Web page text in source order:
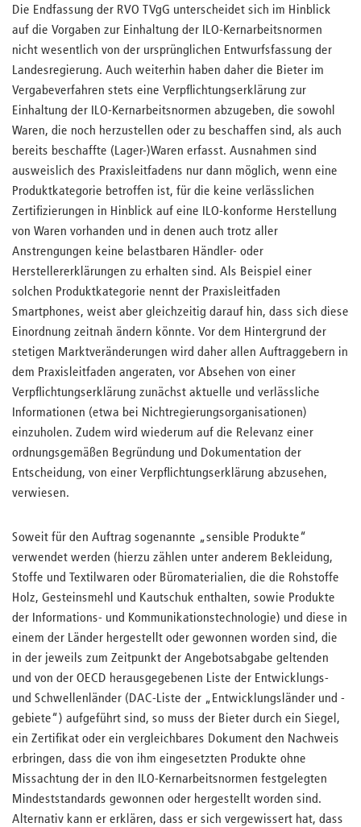
Die Endfassung der RVO TVgG unterscheidet sich im Hinblick
auf die Vorgaben zur Einhaltung der ILO-Kernarbeitsnormen
nicht wesentlich von der ursprünglichen Entwurfsfassung der
Landesregierung. Auch weiterhin haben daher die Bieter im
Vergabeverfahren stets eine Verpflichtungserklärung zur
Einhaltung der ILO-Kernarbeitsnormen abzugeben, die sowohl
Waren, die noch herzustellen oder zu beschaffen sind, als auch
bereits beschaffte (Lager-)Waren erfasst. Ausnahmen sind
ausweislich des Praxisleitfadens nur dann möglich, wenn eine
Produktkategorie betroffen ist, für die keine verlässlichen
Zertifizierungen in Hinblick auf eine ILO-konforme Herstellung
von Waren vorhanden und in denen auch trotz aller
Anstrengungen keine belastbaren Händler- oder
Herstellererklärungen zu erhalten sind. Als Beispiel einer
solchen Produktkategorie nennt der Praxisleitfaden
Smartphones, weist aber gleichzeitig darauf hin, dass sich diese
Einordnung zeitnah ändern könnte. Vor dem Hintergrund der
stetigen Marktveränderungen wird daher allen Auftraggebern in
dem Praxisleitfaden angeraten, vor Absehen von einer
Verpflichtungserklärung zunächst aktuelle und verlässliche
Informationen (etwa bei Nichtregierungsorganisationen)
einzuholen. Zudem wird wiederum auf die Relevanz einer
ordnungsgemäßen Begründung und Dokumentation der
Entscheidung, von einer Verpflichtungserklärung abzusehen,
verwiesen.
Soweit für den Auftrag sogenannte „sensible Produkte“
verwendet werden (hierzu zählen unter anderem Bekleidung,
Stoffe und Textilwaren oder Büromaterialien, die die Rohstoffe
Holz, Gesteinsmehl und Kautschuk enthalten, sowie Produkte
der Informations- und Kommunikationstechnologie) und diese in
einem der Länder hergestellt oder gewonnen worden sind, die
in der jeweils zum Zeitpunkt der Angebotsabgabe geltenden
und von der OECD herausgegebenen Liste der Entwicklungs-
und Schwellenländer (DAC-Liste der „Entwicklungsländer und -
gebiete“) aufgeführt sind, so muss der Bieter durch ein Siegel,
ein Zertifikat oder ein vergleichbares Dokument den Nachweis
erbringen, dass die von ihm eingesetzten Produkte ohne
Missachtung der in den ILO-Kernarbeitsnormen festgelegten
Mindeststandards gewonnen oder hergestellt worden sind.
Alternativ kann er erklären, dass er sich vergewissert hat, dass